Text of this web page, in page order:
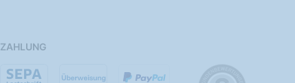
ZAHLUNG